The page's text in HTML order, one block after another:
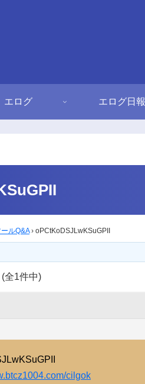
エログ エログ日報
ルQ&A › oPCtKoDSJLwKSuGPII
全1件中)
cilgok